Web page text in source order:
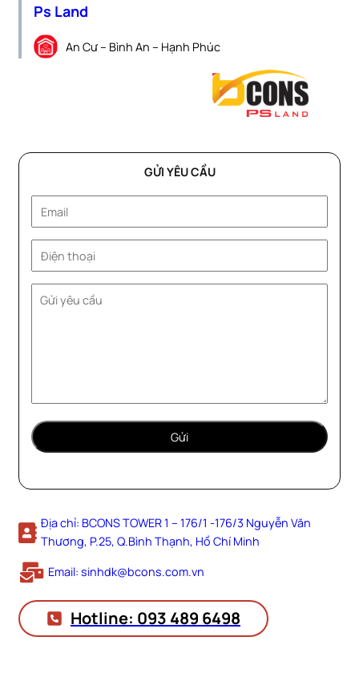
Ps Land
An Cư – Bình An – Hạnh Phúc
GỬI YÊU CẦU
Địa chỉ: BCONS TOWER 1 – 176/1 -176/3 Nguyễn Văn
Thương, P.25, Q.Bình Thạnh, Hồ Chí Minh
Email: sinhdk@bcons.com.vn
Hotline: 093 489 6498